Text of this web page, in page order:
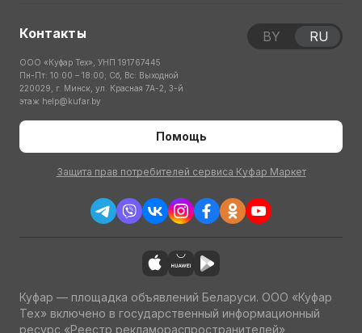
Контакты
ООО «Куфар Тех», УНП 191767445
Пн-Пт: 10:00 – 18:00; Сб, Вс: Выходной
220029, г. Минск, ул. Красная 7А-2, 3-й
этаж help@kufar.by
Помощь
Защита прав потребителей сервиса Куфар Маркет
BY RU
Куфар — площадка объявлений Беларуси. ООО «Куфар
Тех» включено в государственный информационный
ресурс «Реестр рекламораспространителей»